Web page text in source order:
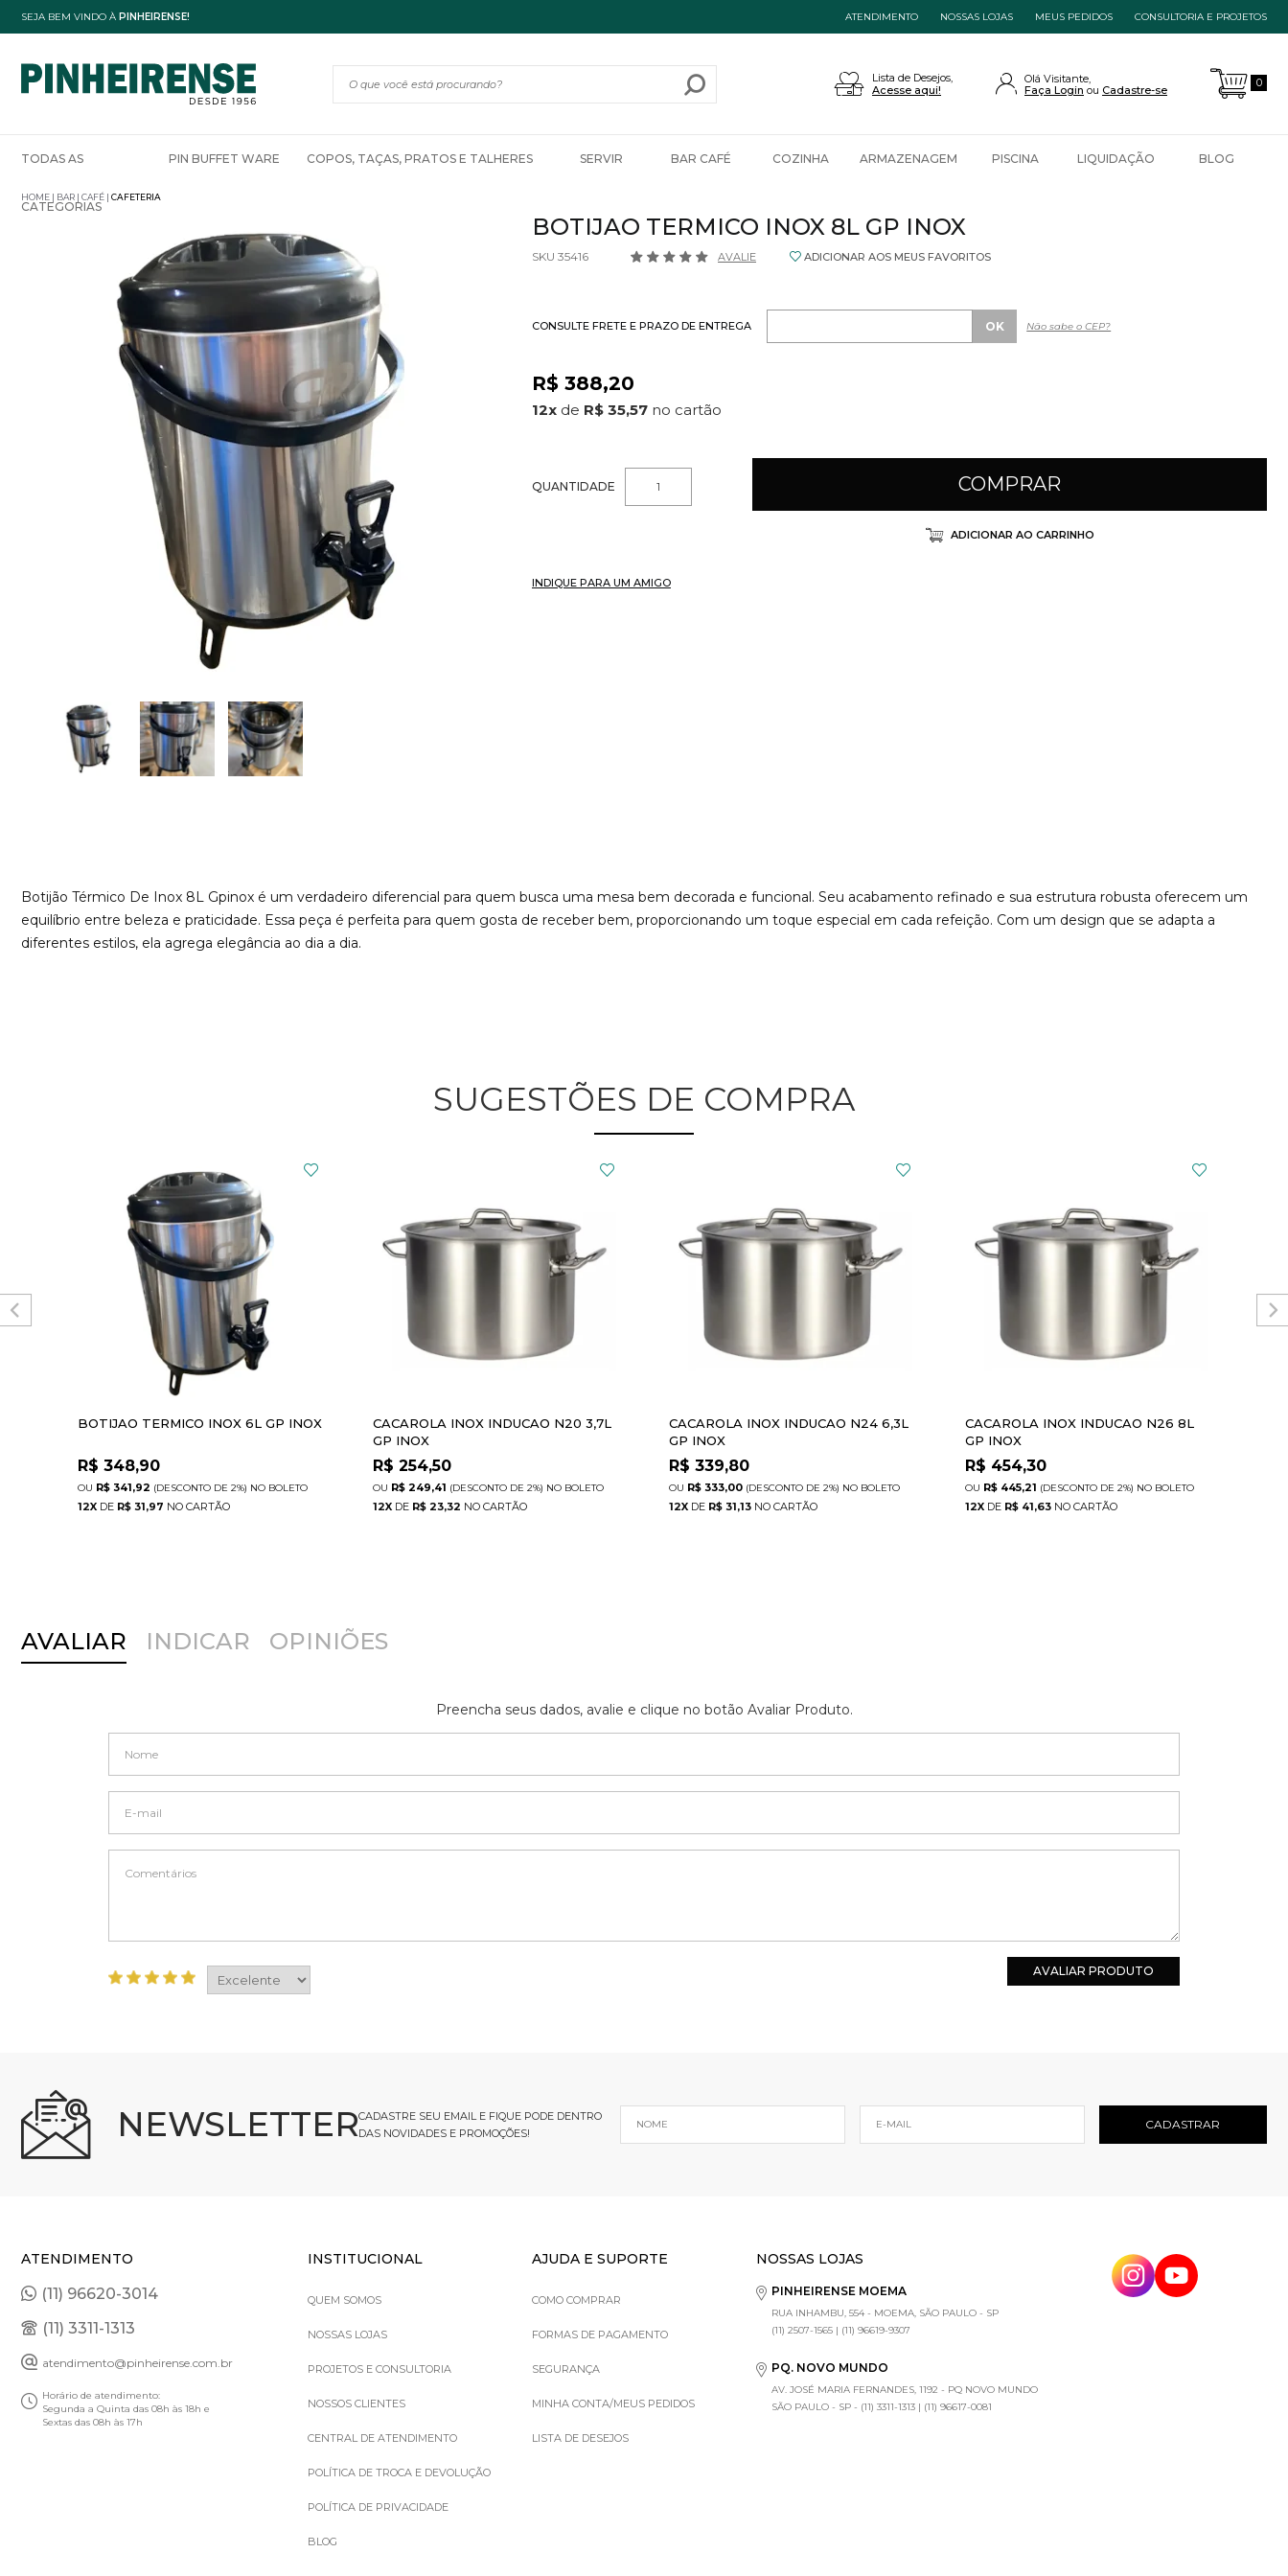
SEJA BEM VINDO À PINHEIRENSE! ATENDIMENTO NOSSAS LOJAS MEUS PEDIDOS CONSULTORIA E PROJETOS
0
Olá Visitante,
Faça Login
Cadastre-se
Lista de Desejos,
Acesse aqui!
TODAS AS
CATEGORIAS
PIN BUFFET WARE COPOS, TAÇAS, PRATOS E TALHERES SERVIR BAR CAFÉ COZINHA ARMAZENAGEM PISCINA LIQUIDAÇÃO BLOG
HOME BAR | CAFÉ CAFETERIA
BOTIJAO TERMICO INOX 8L GP INOX
SKU 35416 AVALIE ADICIONAR AOS MEUS FAVORITOS
CONSULTE FRETE E PRAZO DE ENTREGA Não sabe o CEP?
R$ 388,20
12x de R$ 35,57
QUANTIDADE COMPRAR
ADICIONAR AO CARRINHO
INDIQUE PARA UM AMIGO
Botijão Térmico De Inox 8L Gpinox é um verdadeiro diferencial para quem busca uma mesa bem decorada e funcional. Seu acabamento refinado e sua estrutura robusta oferecem um
equilíbrio entre beleza e praticidade. Essa peça é perfeita para quem gosta de receber bem, proporcionando um toque especial em cada refeição. Com um design que se adapta a
diferentes estilos, ela agrega elegância ao dia a dia.
SUGESTÕES DE COMPRA
BOTIJAO TERMICO INOX 6L GP INOX
R$ 348,90
R$ 341,92 (DESCONTO DE 2%) NO BOLETO
12X DE R$ 31,97
CACAROLA INOX INDUCAO N20 3,7L
GP INOX
R$ 254,50
R$ 249,41 (DESCONTO DE 2%) NO BOLETO
12X DE R$ 23,32
CACAROLA INOX INDUCAO N24 6,3L
GP INOX
R$ 339,80
R$ 333,00 (DESCONTO DE 2%) NO BOLETO
12X DE R$ 31,13
CACAROLA INOX INDUCAO N26 8L
GP INOX
R$ 454,30
R$ 445,21 (DESCONTO DE 2%) NO BOLETO
12X DE R$ 41,63
AVALIAR INDICAR OPINIÕES
Preencha seus dados, avalie e clique no botão Avaliar Produto.
AVALIAR PRODUTO
NEWSLETTERCADASTRE SEU EMAIL E FIQUE PODE DENTRO
DAS NOVIDADES E PROMOÇÕES!
ATENDIMENTO
(11) 96620-3014
(11) 3311-1313
atendimento@pinheirense.com.br
Horário de atendimento:
Segunda a Quinta das 08h às 18h e
Sextas das 08h às 17h
INSTITUCIONAL
QUEM SOMOS
NOSSAS LOJAS
PROJETOS E CONSULTORIA
NOSSOS CLIENTES
CENTRAL DE ATENDIMENTO
POLÍTICA DE TROCA E DEVOLUÇÃO
POLÍTICA DE PRIVACIDADE
BLOG
AJUDA E SUPORTE
COMO COMPRAR
FORMAS DE PAGAMENTO
SEGURANÇA
MINHA CONTA/MEUS PEDIDOS
LISTA DE DESEJOS
NOSSAS LOJAS
PINHEIRENSE MOEMA
RUA INHAMBU, 554 - MOEMA, SÃO PAULO - SP
(11) 2507-1565 | (11) 96619-9307
PQ. NOVO MUNDO
AV. JOSÉ MARIA FERNANDES, 1192 - PQ NOVO MUNDO
SÃO PAULO - SP - (11) 3311-1313 | (11) 96617-0081